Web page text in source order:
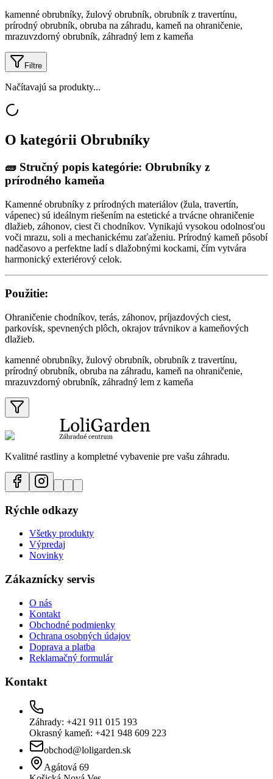
kamenné obrubníky, žulový obrubník, obrubník z travertínu,
prírodný obrubník, obruba na záhradu, kameň na ohraničenie,
mrazuvzdorný obrubník, záhradný lem z kameňa
Filtre
Načítavajú sa produkty...
O kategórii Obrubníky
🧱 Stručný popis kategórie: Obrubníky z
prírodného kameňa
Kamenné obrubníky z prírodných materiálov (žula, travertín,
vápenec) sú ideálnym riešením na estetické a trvácne ohraničenie
dlažieb, záhonov, ciest či chodníkov. Vynikajú vysokou odolnosťou
voči mrazu, soli a mechanickému zaťaženiu. Prírodný kameň pôsobí
nadčasovo a perfektne ladí s dlažobnými kockami, čím vytvára
harmonický exteriérový celok.
Použitie:
Ohraničenie chodníkov, terás, záhonov, príjazdových ciest,
parkovísk, spevnených plôch, okrajov trávnikov a kameňových
dlažieb.
kamenné obrubníky, žulový obrubník, obrubník z travertínu,
prírodný obrubník, obruba na záhradu, kameň na ohraničenie,
mrazuvzdorný obrubník, záhradný lem z kameňa
Kvalitné rastliny a kompletné vybavenie pre vašu záhradu.
Rýchle odkazy
Všetky produkty
Výpredaj
Novinky
Zákaznícky servis
O nás
Kontakt
Obchodné podmienky
Ochrana osobných údajov
Doprava a platba
Reklamačný formulár
Kontakt
Záhrady: +421 911 015 193
Okrasný kameň: +421 948 609 223
obchod@loligarden.sk
Agátová 69